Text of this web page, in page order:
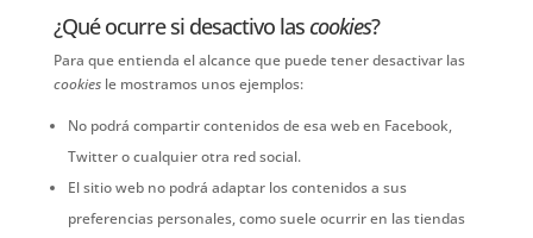
¿Qué ocurre si desactivo lascookies?
Para que entienda el alcance que puede tener desactivar las
cookiesle mostramos unos ejemplos:
No podrá compartir contenidos de esa web en Facebook,
Twitter o cualquier otra red social.
El sitio web no podrá adaptar los contenidos a sus
preferencias personales, como suele ocurrir en las tiendas